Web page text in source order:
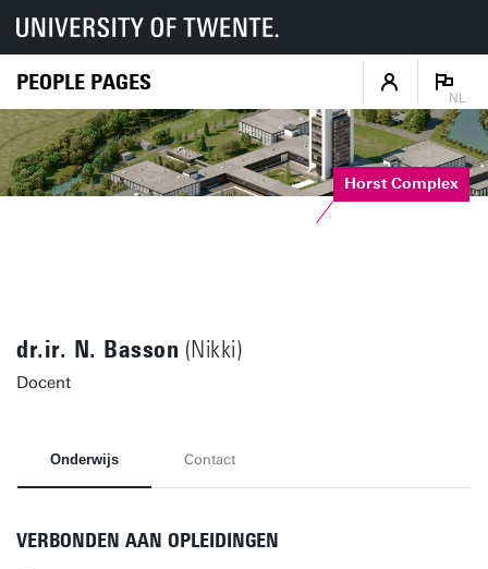
PEOPLE PAGES
NL
Horst Complex
dr.ir. N. Basson (Nikki)
Docent
Onderwijs Contact
VERBONDEN AAN OPLEIDINGEN